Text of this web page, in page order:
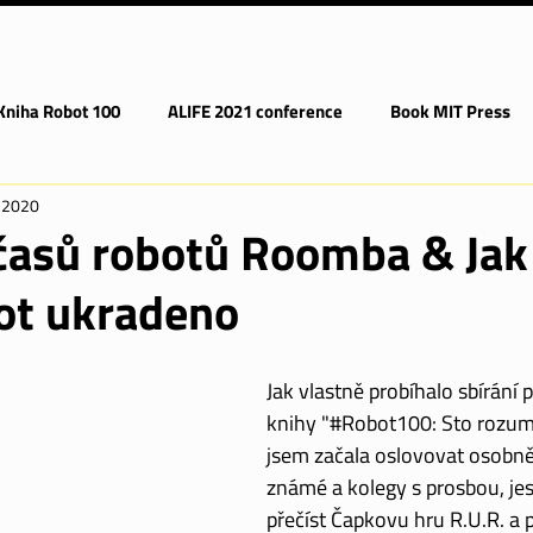
Robot 100 ALIFE 2021 conference Book MIT Press
robotů Roomba &
ukradeno
Jak vlastně probíhalo sbírání
knihy "#Robot100: Sto
jsem začala oslovovat
známé a kolegy s prosbou,
přečíst Čapkovu hru R.U.R.